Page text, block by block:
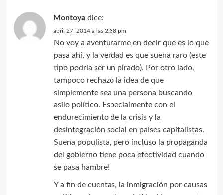
Montoya dice:
abril 27, 2014 a las 2:38 pm
No voy a aventurarme en decir que es lo que
pasa ahí, y la verdad es que suena raro (este
tipo podría ser un pirado). Por otro lado,
tampoco rechazo la idea de que
simplemente sea una persona buscando
asilo político. Especialmente con el
endurecimiento de la crisis y la
desintegración social en países capitalistas.
Suena populista, pero incluso la propaganda
del gobierno tiene poca efectividad cuando
se pasa hambre!
Y a fin de cuentas, la inmigración por causas